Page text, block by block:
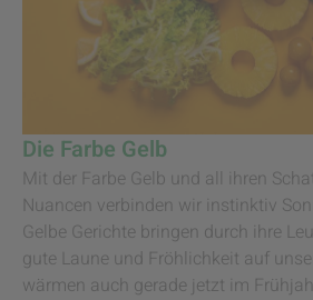
Die Farbe Gelb
Mit der Farbe Gelb und all ihren
Nuancen verbinden wir instinktiv
Gelbe Gerichte bringen durch ihre
gute Laune und Fröhlichkeit auf
wärmen auch gerade jetzt im